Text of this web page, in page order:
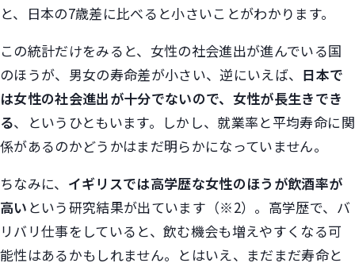
と、日本の7歳差に比べると小さいことがわかります。
この統計だけをみると、女性の社会進出が進んでいる国
のほうが、男女の寿命差が小さい、逆にいえば、 日本で
は女性の社会進出が十分でないので、女性が長生きでき
る、というひともいます。しかし、就業率と平均寿命に関
係があるのかどうかはまだ明らかになっていません。
ちなみに、 イギリスでは高学歴な女性のほうが飲酒率が
高い という研究結果が出ています（※2）。高学歴で、バ
リバリ仕事をしていると、飲む機会も増えやすくなる可
能性はあるかもしれません。とはいえ、まだまだ寿命と